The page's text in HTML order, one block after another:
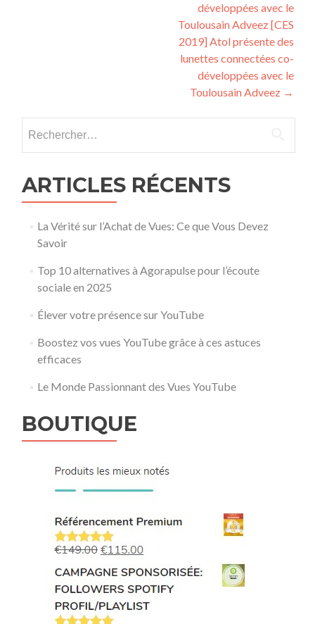
développées avec le
Toulousain Adveez [CES
2019] Atol présente des
lunettes connectées co-
développées avec le
Toulousain Adveez →
ARTICLES RÉCENTS
La Vérité sur l’Achat de Vues: Ce que Vous Devez
Savoir
Top 10 alternatives à Agorapulse pour l’écoute
sociale en 2025
Élever votre présence sur YouTube
Boostez vos vues YouTube grâce à ces astuces
efficaces
Le Monde Passionnant des Vues YouTube
BOUTIQUE